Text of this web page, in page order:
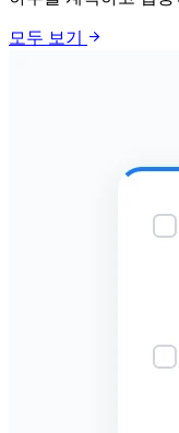
모두 보기 arrow_forward